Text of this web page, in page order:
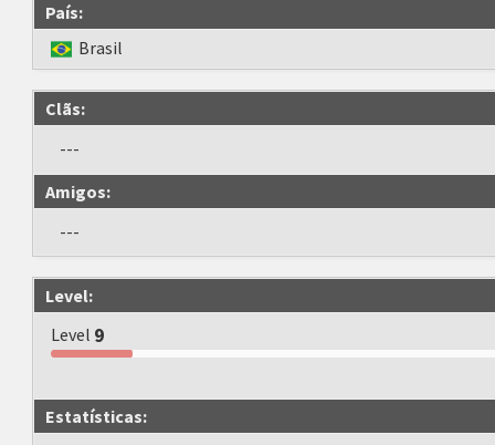
País:
Brasil
Clãs:
---
Amigos:
---
Level:
Level 9
Estatísticas: